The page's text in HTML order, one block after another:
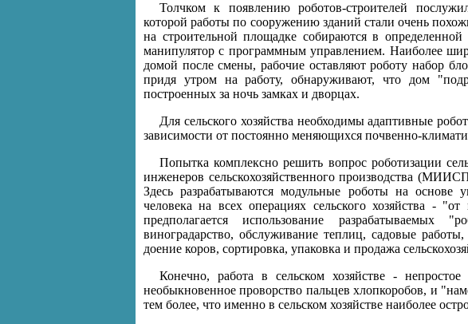
Толчком к появлению роботов-строителей
которой работы по сооружению зданий стали очень
на строительной площадке собираются в
манипулятор с программным управлением. Наиболее
домой после смены, рабочие оставляют роботу набор
придя утром на работу, обнаруживают, что дом
построенных за ночь замках и дворцах.
Для сельского хозяйства необходимы адаптивные
зависимости от постоянно меняющихся почвенно-
Попытка комплексно решить вопрос роботизации
инженеров сельскохозяйственного производства
Здесь разрабатываются модульные роботы на основе
человека на всех операциях сельского хозяйства -
предполагается использование разрабатываемых
виноградарство, обслуживание теплиц, садовые
доение коров, сортировка, упаковка и продажа
Конечно, работа в сельском хозяйстве -
необыкновенное проворство пальцев хлопкоробов, и
тем более, что именно в сельском хозяйстве наиболее